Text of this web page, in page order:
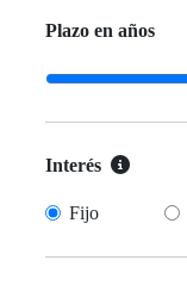
Plazo en años
Interés
Fijo